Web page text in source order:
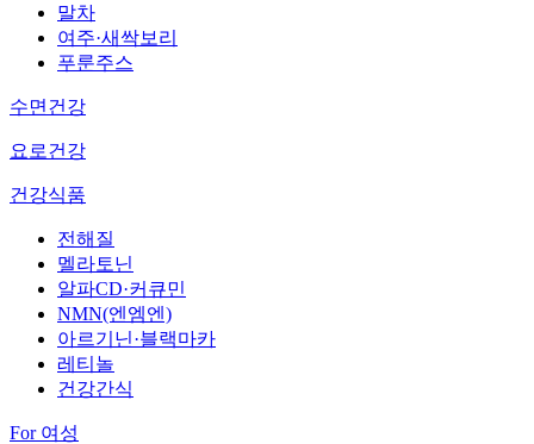
말차
여주·새싹보리
푸룬주스
수면건강
요로건강
건강식품
전해질
멜라토닌
알파CD·커큐민
NMN(엔엠엔)
아르기닌·블랙마카
레티놀
건강간식
For 여성